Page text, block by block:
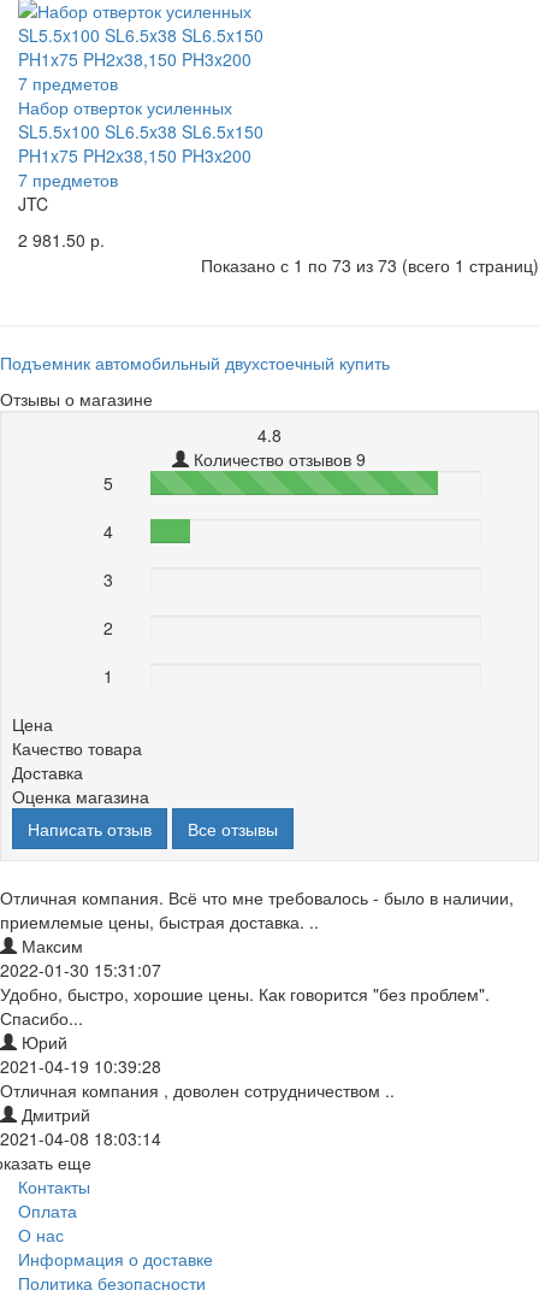
Набор отверток усиленных
SL5.5x100 SL6.5x38 SL6.5x150
PH1x75 PH2x38,150 PH3x200
7 предметов
JTC
2 981.50 р.
Показано с 1 по 73 из 73 (всего 1 страниц)
Подъемник автомобильный двухстоечный купить
Отзывы о магазине
4.8
Количество отзывов 9
5
87%
4
3
2
1
Цена
Качество товара
Доставка
Оценка магазина
Написать отзыв
Все отзывы
Отличная компания. Всё что мне требовалось - было в наличии,
приемлемые цены, быстрая доставка. ..
Максим
2022-01-30 15:31:07
Удобно, быстро, хорошие цены. Как говорится "без проблем".
Спасибо...
Юрий
2021-04-19 10:39:28
Отличная компания , доволен сотрудничеством ..
Дмитрий
2021-04-08 18:03:14
еще
Контакты
Оплата
О нас
Информация о доставке
Политика безопасности